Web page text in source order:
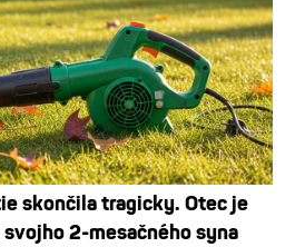
skončila tragicky. Otec je
2-mesačného syna